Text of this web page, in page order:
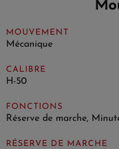
MOUVEMENT
Mécanique
CALIBRE
H-50
FONCTIONS
Réserve de marche,
RÉSERVE DE MARCHE